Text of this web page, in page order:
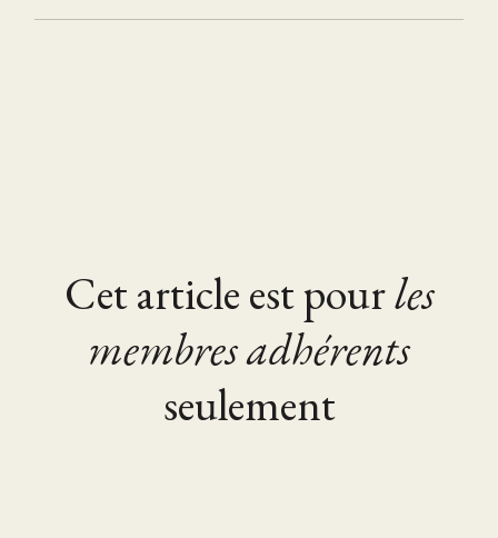
Cet article est pourles
membres adhérents
seulement